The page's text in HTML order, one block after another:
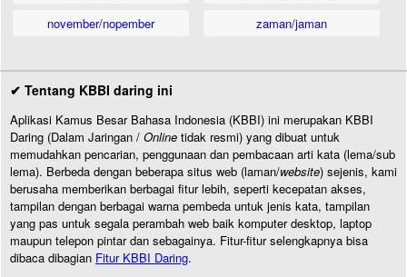
november/nopember
zaman/jaman
✔ Tentang KBBI daring ini
Aplikasi Kamus Besar Bahasa Indonesia (KBBI) ini merupakan KBBI
Daring (Dalam Jaringan / Online tidak resmi) yang dibuat untuk
memudahkan pencarian, penggunaan dan pembacaan arti kata (lema/sub
lema). Berbeda dengan beberapa situs web (laman/website) sejenis, kami
berusaha memberikan berbagai fitur lebih, seperti kecepatan akses,
tampilan dengan berbagai warna pembeda untuk jenis kata, tampilan
yang pas untuk segala perambah web baik komputer desktop, laptop
maupun telepon pintar dan sebagainya. Fitur-fitur selengkapnya bisa
dibaca dibagian Fitur KBBI Daring.